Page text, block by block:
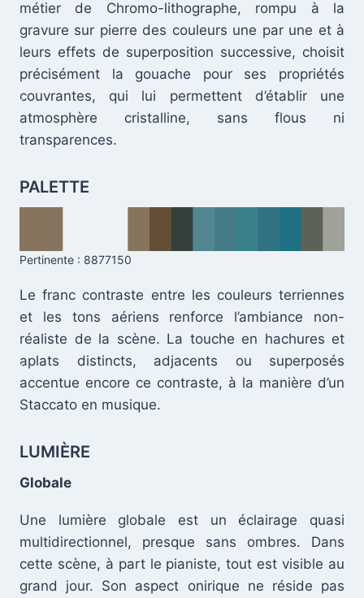
métier de Chromo-lithographe, rompu à la
gravure sur pierre des couleurs une par une et à
leurs effets de superposition successive, choisit
précisément la gouache pour ses propriétés
couvrantes, qui lui permettent d’établir une
atmosphère cristalline, sans flous ni
transparences.
.
PALETTE
Pertinente : 8877150
Le franc contraste entre les couleurs terriennes
et les tons aériens renforce l’ambiance non-
réaliste de la scène. La touche en hachures et
aplats distincts, adjacents ou superposés
accentue encore ce contraste, à la manière d’un
Staccato en musique.
.
LUMIÈRE
Globale
Une lumière globale est un éclairage quasi
multidirectionnel, presque sans ombres. Dans
cette scène, à part le pianiste, tout est visible au
grand jour. Son aspect onirique ne réside pas